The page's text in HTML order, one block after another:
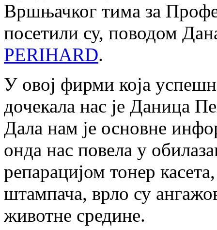
Вршњачког тима за
посетили су, поводом
PERIHARD.
У овој фирми која
дочекала нас је Даница
Дала нам је основне
онда нас повела у
репарацијом тонер
штампача, врло су
животне средине.